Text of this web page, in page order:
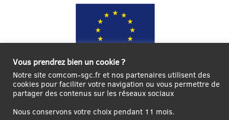
Ce site internet a été cofinancé par l’Union européenne avec le Fonds
Européen de Développement Régional à hauteur de 12 572€
Créer un
Contact
Plan
Vous prendrez bien un cookie ?
Notre site comcom-sgc.fr et nos partenaires utilisent des
cookies pour faciliter votre navigation ou vous permettre de
partager des contenus sur les réseaux sociaux
Nous conservons votre choix pendant 11 mois.